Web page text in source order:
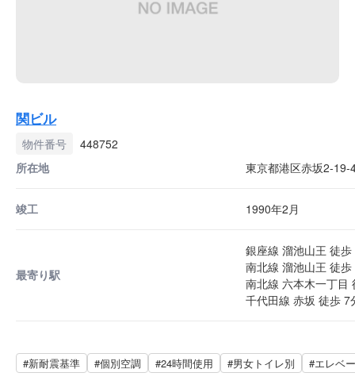
関ビル
物件番号
448752
所在地
東京都港区赤坂2-19-
竣工 1990年2月
最寄り駅
銀座線 溜池山王 徒歩
南北線 溜池山王 徒歩
南北線 六本木一丁目
千代田線 赤坂 徒歩 7
#新耐震基準 #個別空調 #24時間使用 #男女トイレ別 #エレベ